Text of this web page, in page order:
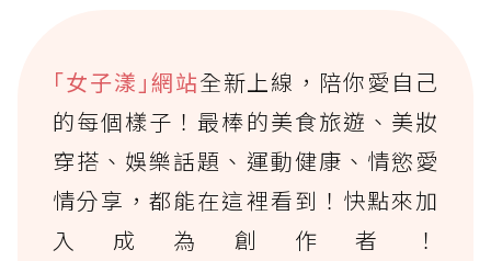
｢女子漾｣網站全新上線，陪你愛自己
的每個樣子！最棒的美食旅遊、美妝
穿搭、娛樂話題、運動健康、情慾愛
情分享，都能在這裡看到！快點來加
入成為創作者！